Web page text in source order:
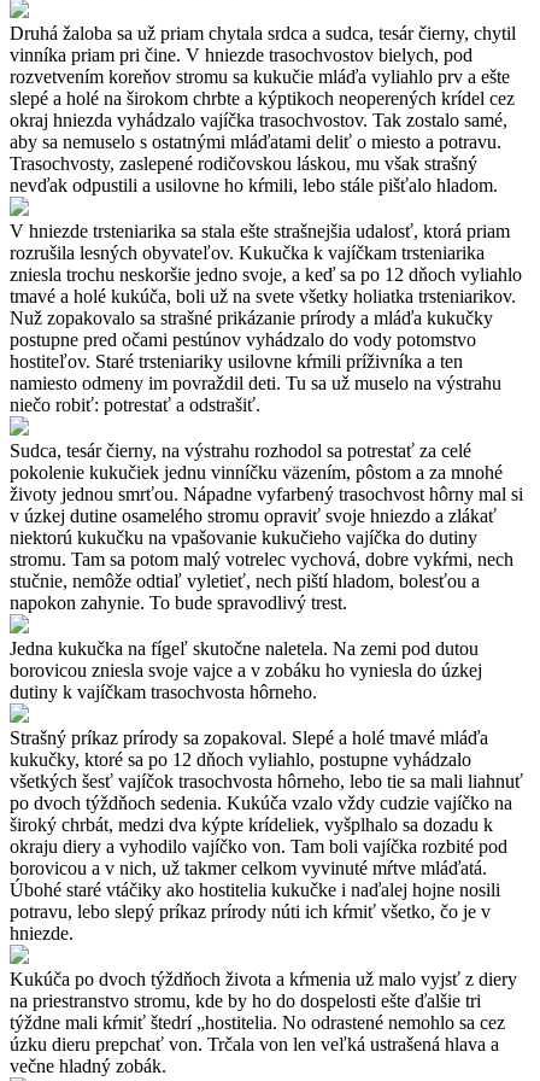
Druhá žaloba sa už priam chytala srdca a sudca, tesár čierny, chytil
vinníka priam pri čine. V hniezde trasochvostov bielych, pod
rozvetvením koreňov stromu sa kukučie mláďa vyliahlo prv a ešte
slepé a holé na širokom chrbte a kýptikoch neoperených krídel cez
okraj hniezda vyhádzalo vajíčka trasochvostov. Tak zostalo samé,
aby sa nemuselo s ostatnými mláďatami deliť o miesto a potravu.
Trasochvosty, zaslepené rodičovskou láskou, mu však strašný
nevďak odpustili a usilovne ho kŕmili, lebo stále pišťalo hladom.
V hniezde trsteniarika sa stala ešte strašnejšia udalosť, ktorá priam
rozrušila lesných obyvateľov. Kukučka k vajíčkam trsteniarika
zniesla trochu neskoršie jedno svoje, a keď sa po 12 dňoch vyliahlo
tmavé a holé kukúča, boli už na svete všetky holiatka trsteniarikov.
Nuž zopakovalo sa strašné prikázanie prírody a mláďa kukučky
postupne pred očami pestúnov vyhádzalo do vody potomstvo
hostiteľov. Staré trsteniariky usilovne kŕmili príživníka a ten
namiesto odmeny im povraždil deti. Tu sa už muselo na výstrahu
niečo robiť: potrestať a odstrašiť.
Sudca, tesár čierny, na výstrahu rozhodol sa potrestať za celé
pokolenie kukučiek jednu vinníčku väzením, pôstom a za mnohé
životy jednou smrťou. Nápadne vyfarbený trasochvost hôrny mal si
v úzkej dutine osamelého stromu opraviť svoje hniezdo a zlákať
niektorú kukučku na vpašovanie kukučieho vajíčka do dutiny
stromu. Tam sa potom malý votrelec vychová, dobre vykŕmi, nech
stučnie, nemôže odtiaľ vyletieť, nech piští hladom, bolesťou a
napokon zahynie. To bude spravodlivý trest.
Jedna kukučka na fígeľ skutočne naletela. Na zemi pod dutou
borovicou zniesla svoje vajce a v zobáku ho vyniesla do úzkej
dutiny k vajíčkam trasochvosta hôrneho.
Strašný príkaz prírody sa zopakoval. Slepé a holé tmavé mláďa
kukučky, ktoré sa po 12 dňoch vyliahlo, postupne vyhádzalo
všetkých šesť vajíčok trasochvosta hôrneho, lebo tie sa mali liahnuť
po dvoch týždňoch sedenia. Kukúča vzalo vždy cudzie vajíčko na
široký chrbát, medzi dva kýpte krídeliek, vyšplhalo sa dozadu k
okraju diery a vyhodilo vajíčko von. Tam boli vajíčka rozbité pod
borovicou a v nich, už takmer celkom vyvinuté mŕtve mláďatá.
Úbohé staré vtáčiky ako hostitelia kukučke i naďalej hojne nosili
potravu, lebo slepý príkaz prírody núti ich kŕmiť všetko, čo je v
hniezde.
Kukúča po dvoch týždňoch života a kŕmenia už malo vyjsť z diery
na priestranstvo stromu, kde by ho do dospelosti ešte ďalšie tri
týždne mali kŕmiť štedrí „hostitelia. No odrastené nemohlo sa cez
úzku dieru prepchať von. Trčala von len veľká ustrašená hlava a
večne hladný zobák.